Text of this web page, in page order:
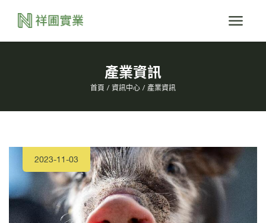
產業資訊
首頁 資訊中心 產業資訊
2023-11-03